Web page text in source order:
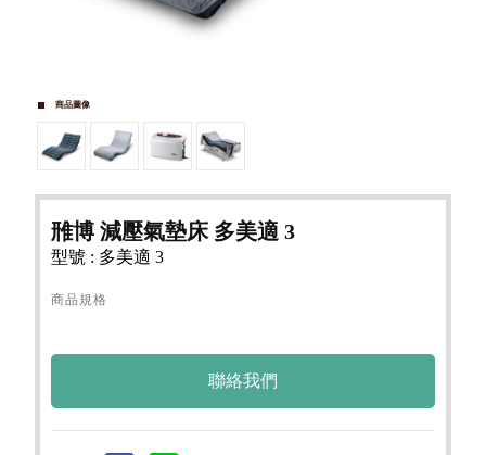
商品圖像
雃博 減壓氣墊床 多美適 3
型號 : 多美適 3
商品規格
聯絡我們